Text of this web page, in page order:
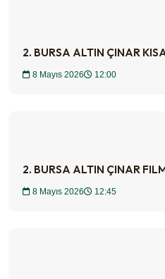
2. BURSA ALTIN ÇINAR
8 Mayıs 2026 12:00
2. BURSA ALTIN ÇINAR
8 Mayıs 2026 12:45